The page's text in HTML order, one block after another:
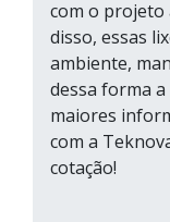
com o projeto
disso, essas
ambiente,
dessa forma
maiores
com a
cotação!